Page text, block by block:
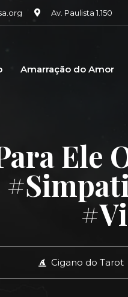
Av. Paulista 1.150
Amarração do Amor
Ele
Cigano do Tarot